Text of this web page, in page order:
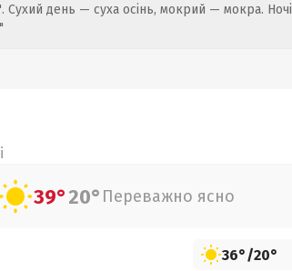
день — суха осінь, мокрий — мокра. Ночі
39°20° Переважно ясно
36°/20°